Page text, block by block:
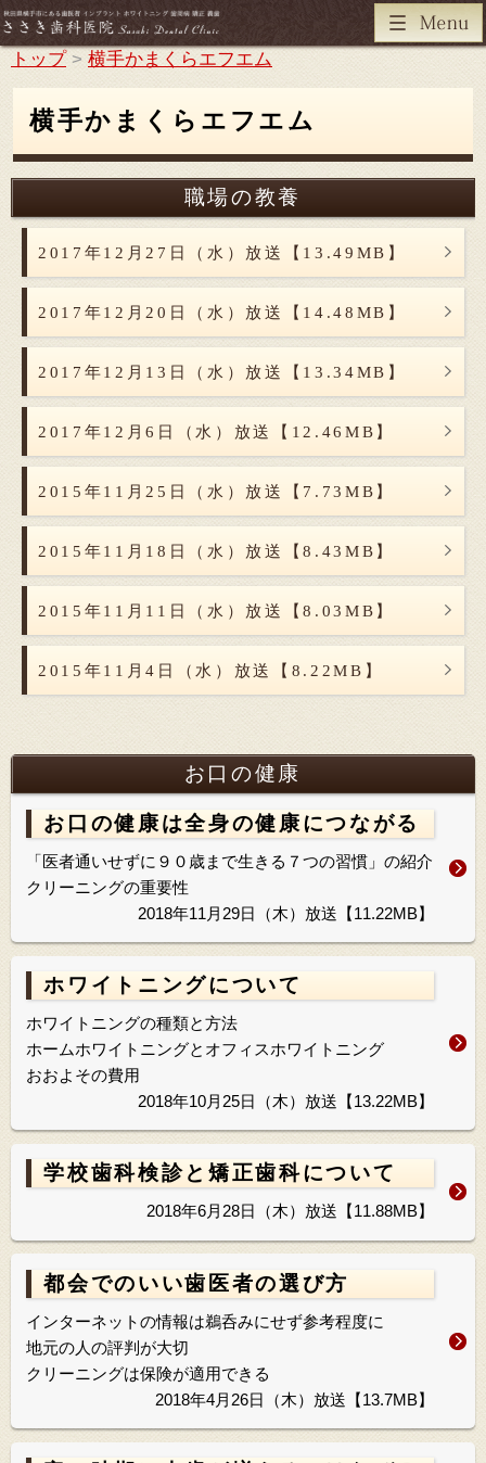
トップ > 横手かまくらエフエム
横手かまくらエフエム
職場の教養
2017年12月27日（水）放送【13.49MB】
2017年12月20日（水）放送【14.48MB】
2017年12月13日（水）放送【13.34MB】
2017年12月6日（水）放送【12.46MB】
2015年11月25日（水）放送【7.73MB】
2015年11月18日（水）放送【8.43MB】
2015年11月11日（水）放送【8.03MB】
2015年11月4日（水）放送【8.22MB】
お口の健康
お口の健康は全身の健康につながる
「医者通いせずに９０歳まで生きる７つの習慣」の紹介
クリーニングの重要性
2018年11月29日（木）放送【11.22MB】
ホワイトニングについて
ホワイトニングの種類と方法
ホームホワイトニングとオフィスホワイトニング
おおよその費用
2018年10月25日（木）放送【13.22MB】
学校歯科検診と矯正歯科について
2018年6月28日（木）放送【11.88MB】
都会でのいい歯医者の選び方
インターネットの情報は鵜呑みにせず参考程度に
地元の人の評判が大切
クリーニングは保険が適用できる
2018年4月26日（木）放送【13.7MB】